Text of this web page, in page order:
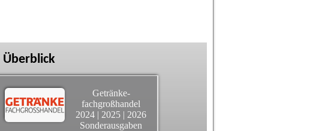
Überblick
Getränke-
fachgroßhandel
2024 | 2025 | 2026
Sonderausgaben